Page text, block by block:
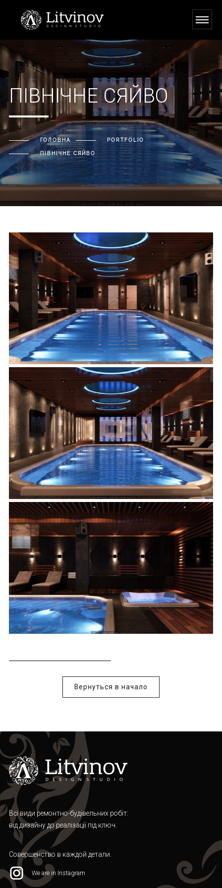
ПІВНІЧНЕ СЯЙВО
ГОЛОВНА PORTFOLIO
ПІВНІЧНЕ СЯЙВО
Вернуться в начало
Всі види ремонтно-будівельних робіт:
від дизайну до реалізації під ключ.
Совершенство в каждой детали.
We are in Instagram
Потрібна допомога?
Залишай свої контакти, ми перетелефонуємо!
Надіслати